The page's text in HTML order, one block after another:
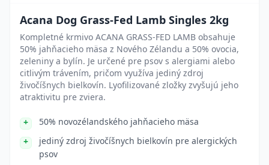
Acana Dog Grass-Fed Lamb Singles 2kg
Kompletné krmivo ACANA GRASS-FED LAMB obsahuje
50% jahňacieho mäsa z Nového Zélandu a 50% ovocia,
zeleniny a bylín. Je určené pre psov s alergiami alebo
citlivým trávením, pričom využíva jediný zdroj
živočíšnych bielkovín. Lyofilizované zložky zvyšujú jeho
atraktivitu pre zviera.
50% novozélandského jahňacieho mäsa
jediný zdroj živočíšnych bielkovín pre alergických
psov